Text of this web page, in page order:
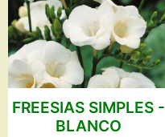
FREESIAS SIMPLES -
BLANCO